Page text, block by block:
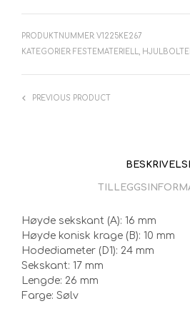
PRODUKTNUMMER: V1225KE267
KATEGORIER: FESTEMATERIELL,
PREVIOUS PRODUCT
Høyde sekskant (A): 16 mm
Høyde konisk krage (B): 10 mm
Hodediameter (D1): 24 mm
Sekskant: 17 mm
Lengde: 26 mm
Farge: Sølv